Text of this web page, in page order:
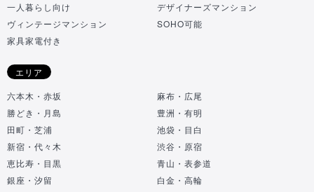
一人暮らし向け
デザイナーズマンション
ヴィンテージマンション
SOHO可能
家具家電付き
エリア
六本木・赤坂
麻布・広尾
勝どき・月島
豊洲・有明
田町・芝浦
池袋・目白
新宿・代々木
渋谷・原宿
恵比寿・目黒
青山・表参道
銀座・汐留
白金・高輪